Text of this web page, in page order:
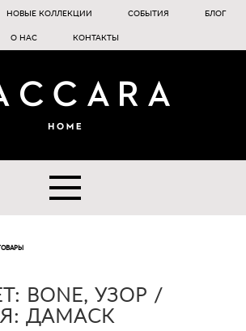
НОВЫЕ КОЛЛЕКЦИИ СОБЫТИЯ БЛОГ
О НАС КОНТАКТЫ
BONE, УЗОР /
ДАМАСК